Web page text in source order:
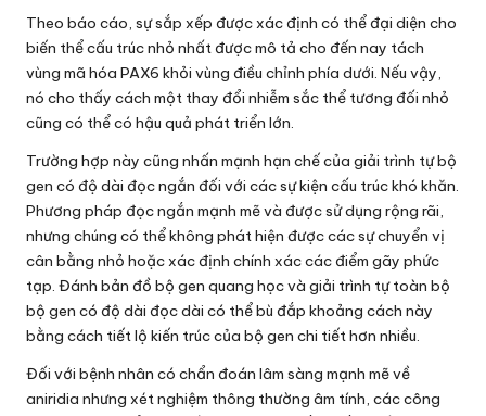
Theo báo cáo, sự sắp xếp được xác định có thể đại diện cho
biến thể cấu trúc nhỏ nhất được mô tả cho đến nay tách
vùng mã hóa PAX6 khỏi vùng điều chỉnh phía dưới. Nếu vậy,
nó cho thấy cách một thay đổi nhiễm sắc thể tương đối nhỏ
cũng có thể có hậu quả phát triển lớn.
Trường hợp này cũng nhấn mạnh hạn chế của giải trình tự bộ
gen có độ dài đọc ngắn đối với các sự kiện cấu trúc khó khăn.
Phương pháp đọc ngắn mạnh mẽ và được sử dụng rộng rãi,
nhưng chúng có thể không phát hiện được các sự chuyển vị
cân bằng nhỏ hoặc xác định chính xác các điểm gãy phức
tạp. Đánh bản đồ bộ gen quang học và giải trình tự toàn bộ
bộ gen có độ dài đọc dài có thể bù đắp khoảng cách này
bằng cách tiết lộ kiến trúc của bộ gen chi tiết hơn nhiều.
Đối với bệnh nhân có chẩn đoán lâm sàng mạnh mẽ về
aniridia nhưng xét nghiệm thông thường âm tính, các công